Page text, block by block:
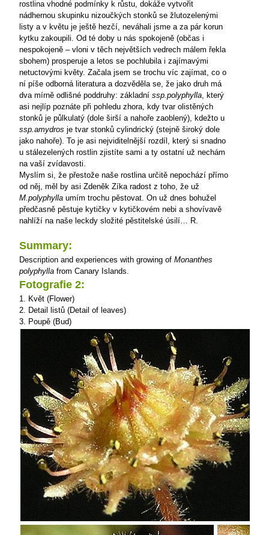
rostlina vhodné podmínky k růstu, dokáže vytvořit
nádhernou skupinku nizoučkých stonků se žlutozelenými
listy a v květu je ještě hezčí, neváhali jsme a za pár korun
kytku zakoupili. Od té doby u nás spokojeně (občas i
nespokojeně – vloni v těch největších vedrech málem řekla
sbohem) prosperuje a letos se pochlubila i zajímavými
netuctovými květy. Začala jsem se trochu víc zajímat, co o
ní píše odborná literatura a dozvěděla se, že jako druh má
dva mírně odlišné poddruhy: základní ssp.polyphylla, který
asi nejlíp poznáte při pohledu zhora, kdy tvar olistěných
stonků je půlkulatý (dole širší a nahoře zaoblený), kdežto u
ssp.amydros je tvar stonků cylindrický (stejně široký dole
jako nahoře). To je asi nejviditelnější rozdíl, který si snadno
u stálezelených rostlin zjistíte sami a ty ostatní už nechám
na vaší zvídavosti.
Myslím si, že přestože naše rostlina určitě nepochází přímo
od něj, měl by asi Zdeněk Zíka radost z toho, že už
M.polyphylla umím trochu pěstovat. On už dnes bohužel
předčasně pěstuje kytičky v kytičkovém nebi a shovívavě
nahlíží na naše leckdy složité pěstitelské úsilí… R.
Summary:
Description and experiences with growing of Monanthes
polyphylla from Canary Islands.
Fotografie 2:
1. Květ (Flower)
2. Detail listů (Detail of leaves)
3. Poupě (Bud)